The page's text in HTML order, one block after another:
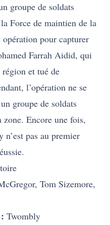
groupe de soldats
Force de maintien de la
pour capturer
Farrah Aidid, qui
et tué de
l’opération ne se
groupe de soldats
zone. Encore une fois,
pas au premier
Tom Sizemore,
Twombly